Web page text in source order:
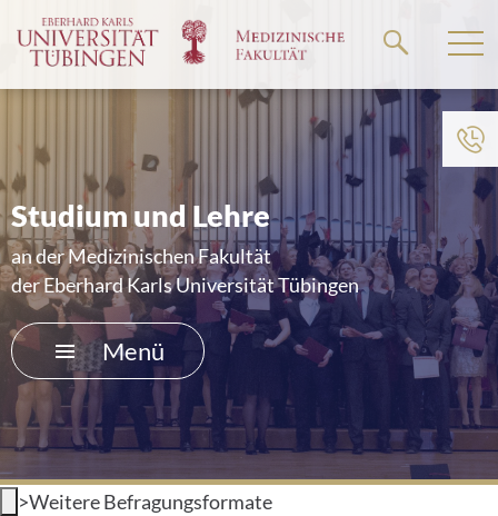
zum
Studium und Lehre
an der Medizinischen Fakultät
der Eberhard Karls Universität Tübingen
Menü
FORSCHUNG
STUDIUM UND LEHRE
AKADEMISCHE KARRIERE
ÜBER UNS
UNIKLINIKUM
>Weitere Befragungsformate